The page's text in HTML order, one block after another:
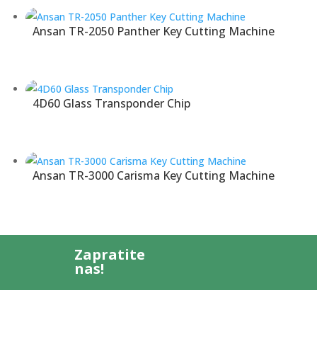
Ansan TR-2050 Panther Key Cutting Machine
4D60 Glass Transponder Chip
Ansan TR-3000 Carisma Key Cutting Machine
Zapratite
nas!